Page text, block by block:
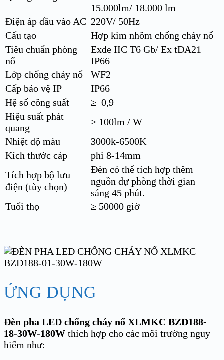
15.000lm/ 18.000 lm
Điện áp đầu vào AC 220V/ 50Hz
Cấu tạo
Hợp kim nhôm chống cháy nổ
Tiêu chuẩn phòng
nổ
Exde IIC T6 Gb/ Ex tDA21
IP66
Lớp chống cháy nổ
WF2
Cấp bảo vệ IP
IP66
Hệ số công suất
≥ 0,9
Hiệu suất phát
quang
≥ 100lm / W
Nhiệt độ màu
3000k-6500K
Kích thước cáp
phi 8-14mm
Tích hợp bộ lưu
điện (tùy chọn)
Đèn có thể tích hợp thêm
nguồn dự phòng thời gian
sáng 45 phút.
Tuổi thọ
≥ 50000 giờ
ỨNG DỤNG
Đèn pha LED chống cháy nổ XLMKC BZD188-
18-30W-180W thích hợp cho các môi trường nguy
hiểm như: